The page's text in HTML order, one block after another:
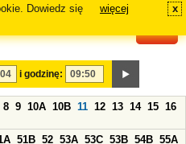
Dowiedz się
więcej x
i godzinę:
8 9 10A 10B 11 12 13 14 15 16
51B 52 53A 53C 53B 54B 55A